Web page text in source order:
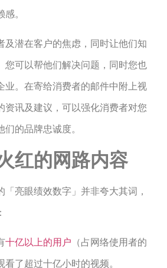
。
及潜在客户的焦虑，同时让他们知
您可以帮他们解决问题，同时您也
业。在寄给消费者的邮件中附上视
资讯及建议，可以强化消费者对您
的品牌忠诚度。
红的网路内容
「亮眼绩效数字」并非夸大其词，
十亿以上的用户 （占网络使用者的
了超过十亿小时的视频。